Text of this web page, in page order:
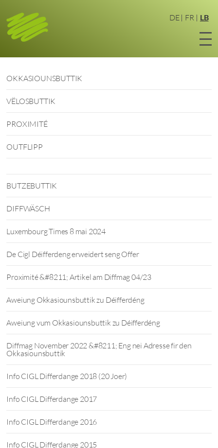
DE FR LB
OKKASIOUNSBUTTIK
VËLOSBUTTIK
PROXIMITÉ
OUTFLIPP
BUTZEBUTTIK
DIFFWÄSCH
Luxembourg Times 8 mai 2024
De Cigl Déifferdeng erweidert seng Offer
Proximité &#8211; Artikel am Diffmag 04/23
Aweiung Okkasiounsbuttik zu Déifferdéng
Aweiung vum Okkasiounsbuttik zu Déifferdéng
Diffmag November 2022 &#8211; Eng nei Adresse fir den
Okkasiounsbuttik
Info CIGL Differdange 2018 (20 Joer)
Info CIGL Differdange 2017
Info CIGL Differdange 2016
Info CIGL Differdange 2015